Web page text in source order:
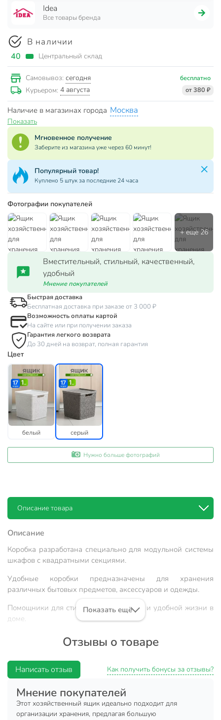
Idea
Все товары бренда
В наличии
40 Центральный склад
Самовывоз: сегодня бесплатно
Курьером: 4 августа от 380 ₽
Наличие в магазинах города Москва
Показать
Мгновенное получение
Заберите из магазина уже через 60 минут!
Популярный товар!
Куплено 5 штук за последние 24 часа
Фотографии покупателей
Вместительный, стильный, качественный,
удобный
Мнение покупателей
Быстрая доставка
Бесплатная доставка при заказе от 3 000 ₽
Возможность оплаты картой
На сайте или при получении заказа
Гарантия легкого возврата
До 30 дней на возврат, полная гарантия
Цвет
белый серый
Нужно больше фотографий
Описание товара
Описание
Коробка разработана специально для модульной системы
шкафов с квадратными секциями.
Удобные коробки предназначены для хранения
различных бытовых предметов, аксессуаров и одежды.
Помощники для стильной, комфортной и удобной жизни в
доме.
Выполнена из пищевого пластика — материала,
отличающегося высокой прочностью, устойчивостью к
внешним раздражителям и долгим сроком службы.
Коробки БЯЗЬ помогают поддерживать порядок в доме,
прекрасно смотрятся вместе и по отдельности.
Коробки можно штабелировать;
Показать ещё
Отзывы о товаре
Написать отзыв Как получить бонусы за отзывы?
Мнение покупателей
Этот хозяйственный ящик идеально подходит для
организации хранения, предлагая большую